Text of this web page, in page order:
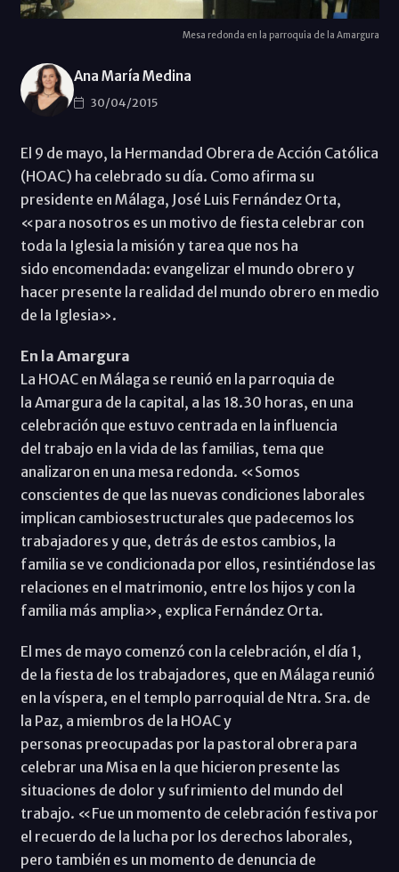
Mesa redonda en la parroquia de la Amargura
Ana María Medina
30/04/2015
El 9 de mayo, la Hermandad Obrera de Acción Católica
(HOAC) ha celebrado su día. Como afirma su
presidente en Málaga, José Luis Fernández Orta,
«para nosotros es un motivo de fiesta celebrar con
toda la Iglesia la misión y tarea que nos ha
sido encomendada: evangelizar el mundo obrero y
hacer presente la realidad del mundo obrero en medio
de la Iglesia».
En la Amargura
La HOAC en Málaga se reunió en la parroquia de
la Amargura de la capital, a las 18.30 horas, en una
celebración que estuvo centrada en la influencia
del trabajo en la vida de las familias, tema que
analizaron en una mesa redonda. «Somos
conscientes de que las nuevas condiciones laborales
implican cambiosestructurales que padecemos los
trabajadores y que, detrás de estos cambios, la
familia se ve condicionada por ellos, resintiéndose las
relaciones en el matrimonio, entre los hijos y con la
familia más amplia», explica Fernández Orta.
El mes de mayo comenzó con la celebración, el día 1,
de la fiesta de los trabajadores, que en Málaga reunió
en la víspera, en el templo parroquial de Ntra. Sra. de
la Paz, a miembros de la HOAC y
personas preocupadas por la pastoral obrera para
celebrar una Misa en la que hicieron presente las
situaciones de dolor y sufrimiento del mundo del
trabajo. «Fue un momento de celebración festiva por
el recuerdo de la lucha por los derechos laborales,
pero también es un momento de denuncia de